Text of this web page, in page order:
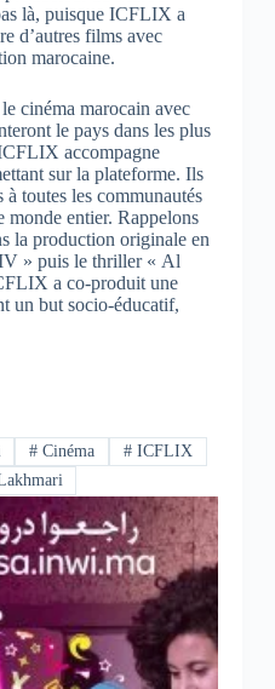
là, puisque ICFLIX a
d’autres films avec
marocaine.
cinéma marocain avec
le pays dans les plus
accompagne
sur la plateforme. Ils
toutes les communautés
monde entier. Rappelons
la production originale en
» puis le thriller « Al
a co-produit une
un but socio-éducatif,
# Cinéma # ICFLIX